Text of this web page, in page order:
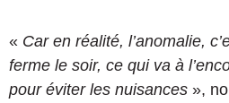
« Car en réalité, l’anomalie,
ferme le soir, ce qui va à
pour éviter les nuisances »,